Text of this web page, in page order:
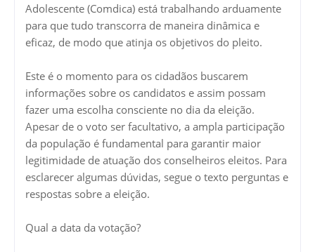
Adolescente (Comdica) está trabalhando arduamente
para que tudo transcorra de maneira dinâmica e
eficaz, de modo que atinja os objetivos do pleito.
Este é o momento para os cidadãos buscarem
informações sobre os candidatos e assim possam
fazer uma escolha consciente no dia da eleição.
Apesar de o voto ser facultativo, a ampla participação
da população é fundamental para garantir maior
legitimidade de atuação dos conselheiros eleitos. Para
esclarecer algumas dúvidas, segue o texto perguntas e
respostas sobre a eleição.
Qual a data da votação?